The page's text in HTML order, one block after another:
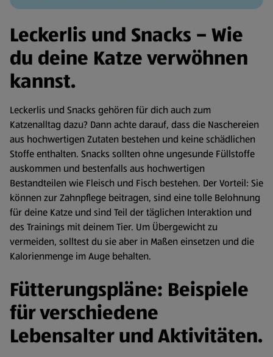
Leckerlis und Snacks – Wie
du deine Katze verwöhnen
kannst.
Leckerlis und Snacks gehören für dich auch zum
Katzenalltag dazu? Dann achte darauf, dass die Naschereien
aus hochwertigen Zutaten bestehen und keine schädlichen
Stoffe enthalten. Snacks sollten ohne ungesunde Füllstoffe
auskommen und bestenfalls aus hochwertigen
Bestandteilen wie Fleisch und Fisch bestehen. Der Vorteil: Sie
können zur Zahnpflege beitragen, sind eine tolle Belohnung
für deine Katze und sind Teil der täglichen Interaktion und
des Trainings mit deinem Tier. Um Übergewicht zu
vermeiden, solltest du sie aber in Maßen einsetzen und die
Kalorienmenge im Auge behalten.
Fütterungspläne: Beispiele
für verschiedene
Lebensalter und Aktivitäten.